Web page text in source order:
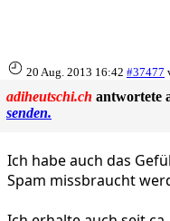
20 Aug. 2013 16:42 #37477
adiheutschi.ch antwortete
senden.
Ich habe auch das
Spam missbraucht